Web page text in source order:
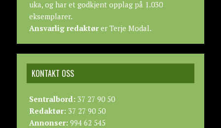
uka, og har et godkjent opplag på 1.030
eksemplarer.
Ansvarlig redaktører Terje Modal.
KONTAKT OSS
Sentralbord:37 27 90 50
Redaktør:37 27 90 50
Annonser:994 62 545